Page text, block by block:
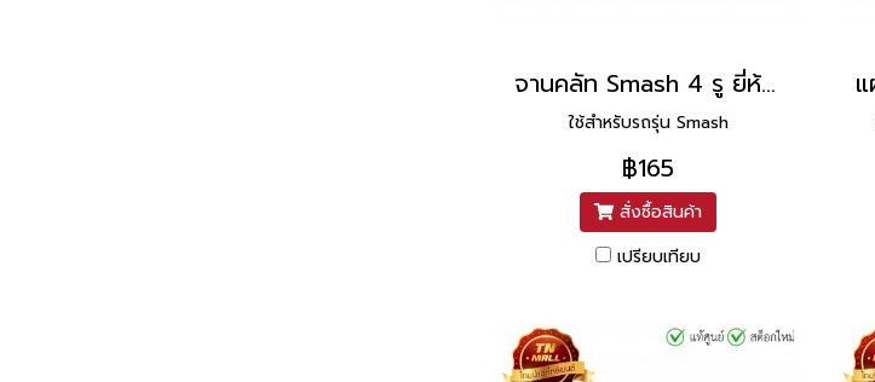
จานคลัท Smash 4 รู ยี่ห้อ Suzuki
ใช้สำหรับรถรุ่น Smash
฿165
สั่งซื้อสินค้า
เปรียบเทียบ